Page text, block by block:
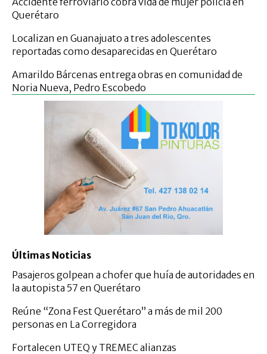
Querétaro
Localizan en Guanajuato a tres adolescentes
reportadas como desaparecidas en Querétaro
Amarildo Bárcenas entrega obras en comunidad de
Noria Nueva, Pedro Escobedo
Últimas Noticias
Pasajeros golpean a chofer que huía de autoridades en
la autopista 57 en Querétaro
Reúne “Zona Fest Querétaro” a más de mil 200
personas en La Corregidora
Fortalecen UTEQ y TREMEC alianzas